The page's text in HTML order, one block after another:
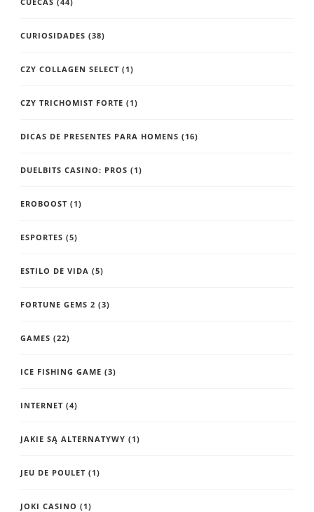
CURIOSIDADES (38)
CZY COLLAGEN SELECT (1)
CZY TRICHOMIST FORTE (1)
DICAS DE PRESENTES PARA HOMENS (16)
DUELBITS CASINO: PROS (1)
EROBOOST (1)
ESPORTES (5)
ESTILO DE VIDA (5)
FORTUNE GEMS 2 (3)
GAMES (22)
ICE FISHING GAME (3)
INTERNET (4)
JAKIE SĄ ALTERNATYWY (1)
JEU DE POULET (1)
JOKI CASINO (1)